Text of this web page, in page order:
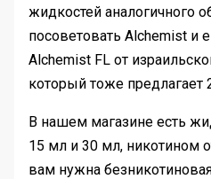
жидкостей аналогичного
посоветовать Alchemist и
Alchemist FL от
который тоже предлагает
В нашем магазине есть
15 мл и 30 мл, никотином
вам нужна